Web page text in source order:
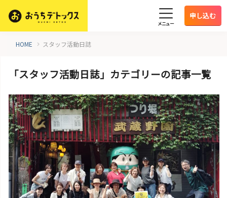
メニュー
申し込む
HOME スタッフ活動日誌
「スタッフ活動日誌」カテゴリーの記事一覧
スタッフ活動日誌